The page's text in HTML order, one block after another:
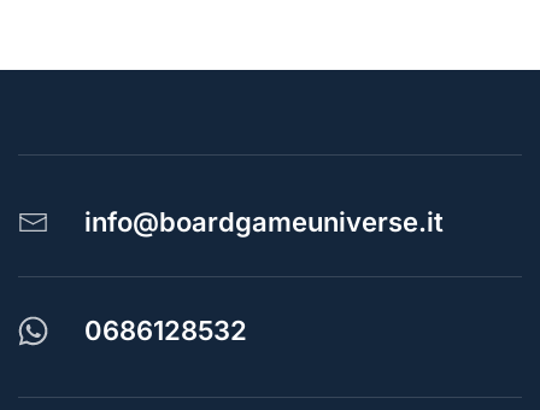
info@boardgameuniverse.it
0686128532